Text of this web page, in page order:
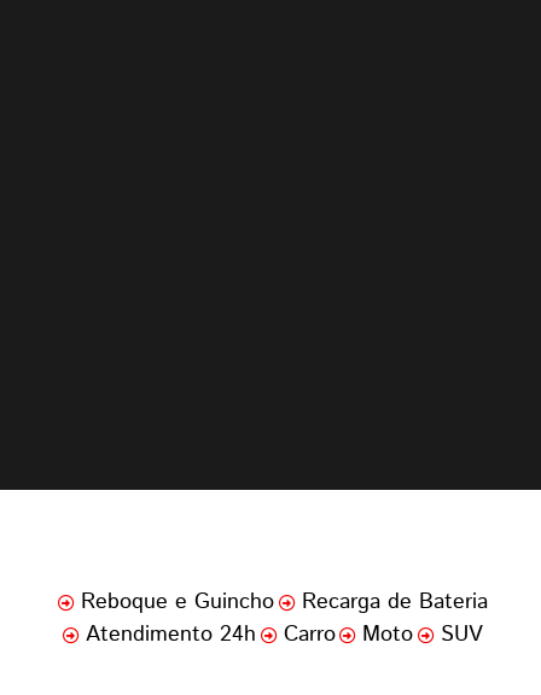
Reboque e Guincho
Recarga de Bateria
Atendimento 24h
Carro Moto SUV